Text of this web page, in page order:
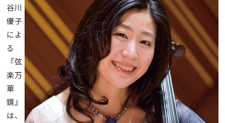
谷川
優子
によ
る
『弦
楽万
華
鏡』
は、